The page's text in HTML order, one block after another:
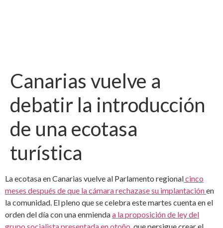
Canarias vuelve a
debatir la introducción
de una ecotasa
turística
La ecotasa en Canarias vuelve al Parlamento regionalcinco
meses después de que la cámara rechazase su implantaciónen
la comunidad. El pleno que se celebra este martes cuenta en el
orden del día con una enmiendaa la proposición de ley del
grupo socialista presentada en otoño , que persigue crear el